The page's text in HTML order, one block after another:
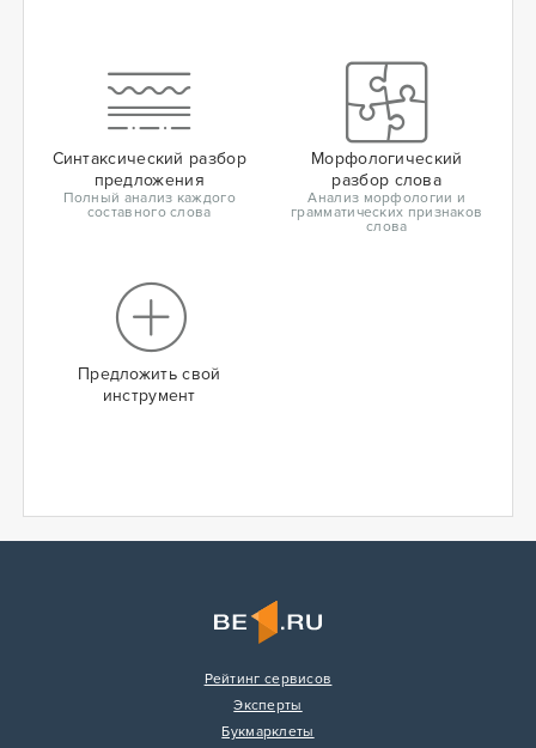
Синтаксический разбор
предложения
Полный анализ каждого
составного слова
Морфологический
разбор слова
Анализ морфологии и
грамматических признаков
слова
Предложить свой
инструмент
Рейтинг сервисов
Эксперты
Букмарклеты